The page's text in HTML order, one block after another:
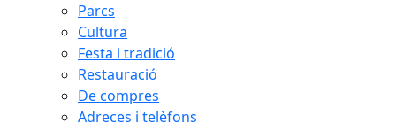
Parcs
Cultura
Festa i tradició
Restauració
De compres
Adreces i telèfons